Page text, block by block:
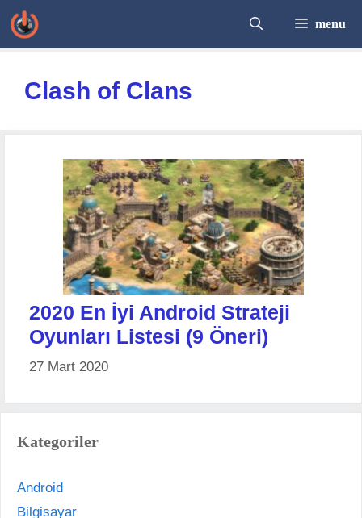
İçeriğe
atla
menu
Clash of Clans
2020 En İyi Android Strateji
Oyunları Listesi (9 Öneri)
27 Mart 2020
Kategoriler
Android
Bilgisayar